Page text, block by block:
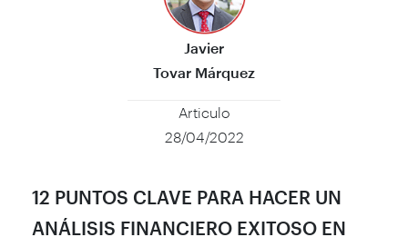
Javier
Tovar Márquez
Articulo
28/04/2022
12 PUNTOS CLAVE PARA HACER UN
ANÁLISIS FINANCIERO EXITOSO EN